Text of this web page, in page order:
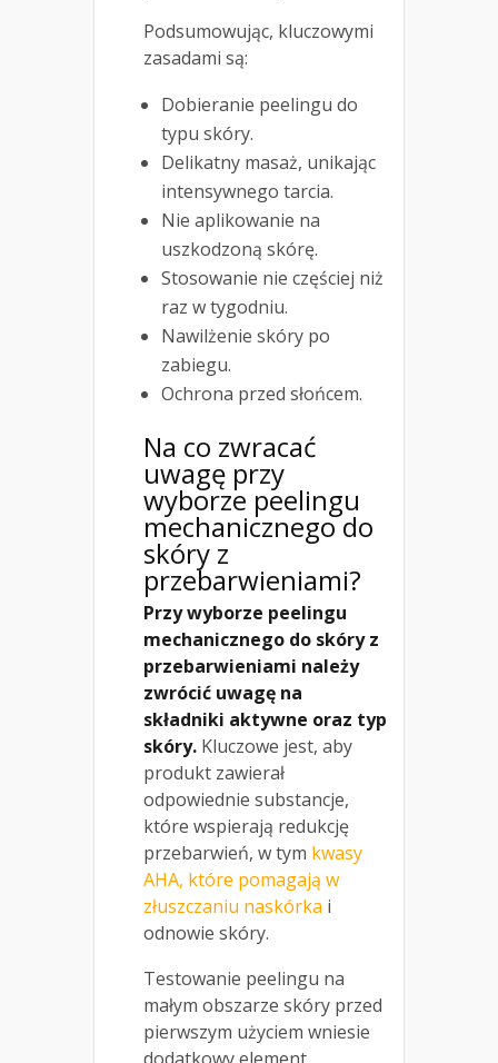
Podsumowując, kluczowymi
zasadami są:
Dobieranie peelingu do
typu skóry.
Delikatny masaż, unikając
intensywnego tarcia.
Nie aplikowanie na
uszkodzoną skórę.
Stosowanie nie częściej niż
raz w tygodniu.
Nawilżenie skóry po
zabiegu.
Ochrona przed słońcem.
Na co zwracać
uwagę przy
wyborze peelingu
mechanicznego do
skóry z
przebarwieniami?
Przy wyborze peelingu
mechanicznego do skóry z
przebarwieniami należy
zwrócić uwagę na
składniki aktywne oraz typ
skóry. Kluczowe jest, aby
produkt zawierał
odpowiednie substancje,
które wspierają redukcję
przebarwień, w tym kwasy
AHA, które pomagają w
złuszczaniu naskórka i
odnowie skóry.
Testowanie peelingu na
małym obszarze skóry przed
pierwszym użyciem wniesie